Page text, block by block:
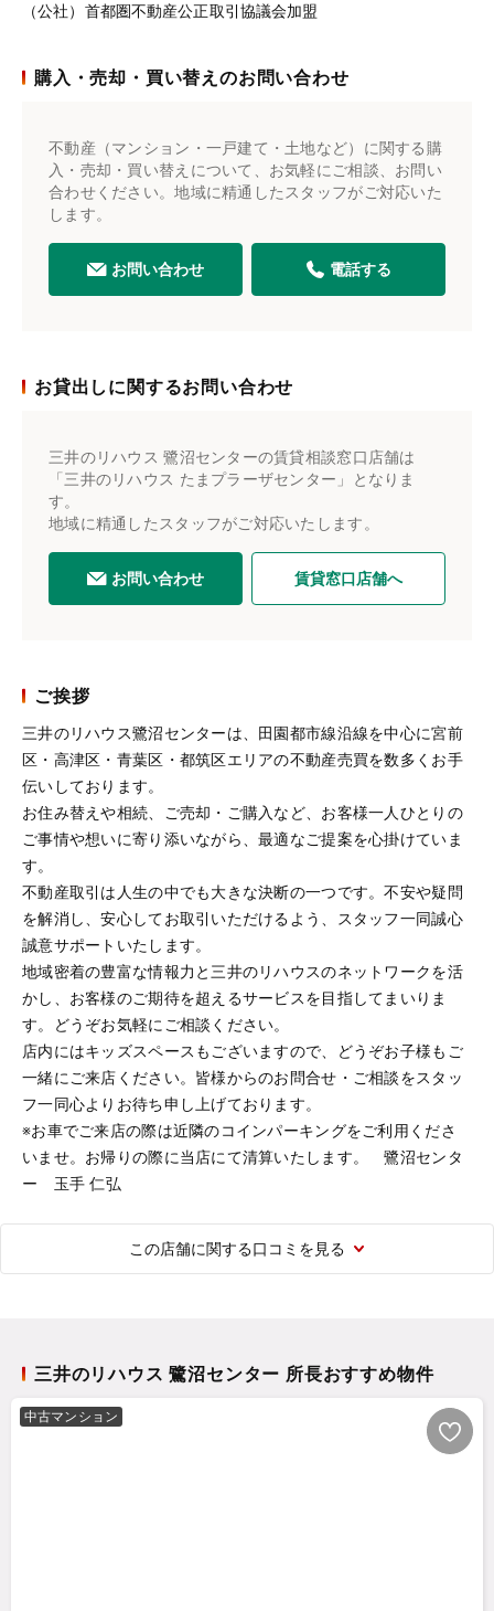
（公社）首都圏不動産公正取引協議会加盟
購入・売却・買い替えのお問い合わせ
不動産（マンション・一戸建て・土地など）に関する購
入・売却・買い替えについて、お気軽にご相談、お問い
合わせください。地域に精通したスタッフがご対応いた
します。
お問い合わせ 電話する
お貸出しに関するお問い合わせ
三井のリハウス 鷺沼センターの賃貸相談窓口店舗は
「三井のリハウス たまプラーザセンター」となりま
す。
地域に精通したスタッフがご対応いたします。
お問い合わせ 賃貸窓口店舗へ
ご挨拶
三井のリハウス鷺沼センターは、田園都市線沿線を中心に宮前
区・高津区・青葉区・都筑区エリアの不動産売買を数多くお手
伝いしております。
お住み替えや相続、ご売却・ご購入など、お客様一人ひとりの
ご事情や想いに寄り添いながら、最適なご提案を心掛けていま
す。
不動産取引は人生の中でも大きな決断の一つです。不安や疑問
を解消し、安心してお取引いただけるよう、スタッフ一同誠心
誠意サポートいたします。
地域密着の豊富な情報力と三井のリハウスのネットワークを活
かし、お客様のご期待を超えるサービスを目指してまいりま
す。どうぞお気軽にご相談ください。
店内にはキッズスペースもございますので、どうぞお子様もご
一緒にご来店ください。皆様からのお問合せ・ご相談をスタッ
フ一同心よりお待ち申し上げております。
※お車でご来店の際は近隣のコインパーキングをご利用くださ
いませ。お帰りの際に当店にて清算いたします。 鷺沼センタ
ー 玉手 仁弘
この店舗に関する口コミを見る
三井のリハウス 鷺沼センター 所長おすすめ物件
中古マンション